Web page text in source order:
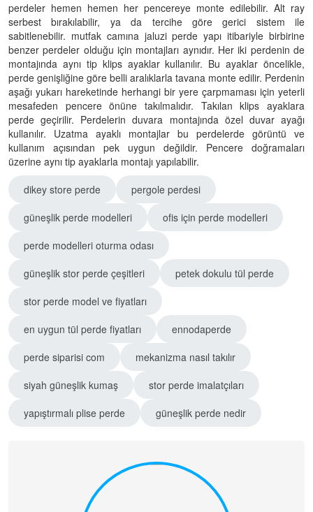
perdeler hemen hemen her pencereye monte edilebilir. Alt ray
serbest bırakılabilir, ya da tercihe göre gerici sistem ile
sabitlenebilir. mutfak camına jaluzi perde yapı itibariyle birbirine
benzer perdeler olduğu için montajları aynıdır. Her iki perdenin de
montajında aynı tip klips ayaklar kullanılır. Bu ayaklar öncelikle,
perde genişliğine göre belli aralıklarla tavana monte edilir. Perdenin
aşağı yukarı hareketinde herhangi bir yere çarpmaması için yeterli
mesafeden pencere önüne takılmalıdır. Takılan klips ayaklara
perde geçirilir. Perdelerin duvara montajında özel duvar ayağı
kullanılır. Uzatma ayaklı montajlar bu perdelerde görüntü ve
kullanım açısından pek uygun değildir. Pencere doğramaları
üzerine aynı tip ayaklarla montajı yapılabilir.
dikey store perde
pergole perdesi
güneşlik perde modelleri
ofis için perde modelleri
perde modelleri oturma odası
güneşlik stor perde çeşitleri
petek dokulu tül perde
stor perde model ve fiyatları
en uygun tül perde fiyatları
ennodaperde
perde siparisi com
mekanizma nasıl takılır
siyah güneşlik kumaş
stor perde imalatçıları
yapıştırmalı plise perde
güneşlik perde nedir